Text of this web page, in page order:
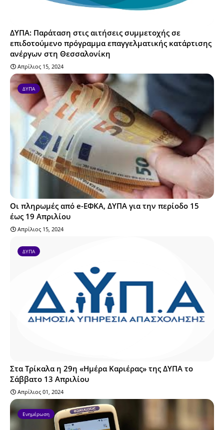
ΔΥΠΑ: Παράταση στις αιτήσεις συμμετοχής σε
επιδοτούμενο πρόγραμμα επαγγελματικής κατάρτισης
ανέργων στη Θεσσαλονίκη
Απρίλιος 15, 2024
ΔΥΠΑ
Οι πληρωμές από e-ΕΦΚΑ, ΔΥΠΑ για την περίοδο 15
έως 19 Απριλίου
Απρίλιος 15, 2024
ΔΥΠΑ
Στα Τρίκαλα η 29η «Ημέρα Καριέρας» της ΔΥΠΑ το
Σάββατο 13 Απριλίου
Απρίλιος 01, 2024
Ενημέρωση